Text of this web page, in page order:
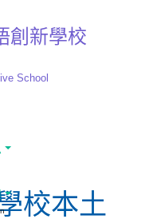
校本土
創新學校
School